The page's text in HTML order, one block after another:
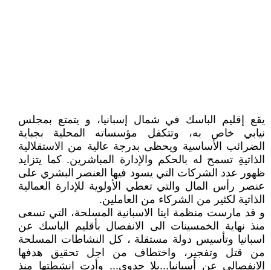
يقع إقليم الباسك في شمال إسبانيا، و يتمتع بمجلس
نيابي خاص به، وتتكفل مؤسساته المحلية بجباية
الضرائب الأساسية ويحظى بدرجة عالية من الاستقلالية
الذاتيةِ تسمح له بالحكم والإدارة المباشرين. كما يتزايد
ظهور عدد الشركات التي يسود فيها العنصر البشري على
عنصر رأس المال والتي تعطي الأولوية للإدارة العمالية
الذاتية لكثير من الشركاء من العاملين.
و قد مارست منظمة ايتا الاسبانية المسلحة، التي تسعى
منذ نهاية الخمسينات الى الانفصال بأقليم الباسك عن
اسبانيا وتأسيس دولة مستقلة ، كل النشاطات المسلحة
من قتل وتفجير، واختطاف من اجل تحقيق هدفها
الانفصالى عن أسبانيا...بلا جدوى... وأدت انشطتها منذ